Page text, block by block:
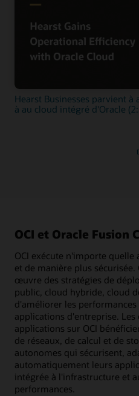
Hearst Businesses parvient à
à au cloud intégré d'Oracle
OCI et Oracle Fusion
OCI exécute n'importe
et de manière plus
œuvre des stratégies de
public, cloud hybride, cloud
d'améliorer les
applications d'entreprise.
applications sur OCI
de réseaux, de calcul et de
autonomes qui sécurisent,
automatiquement leurs
intégrée à l'infrastructure et
performances.